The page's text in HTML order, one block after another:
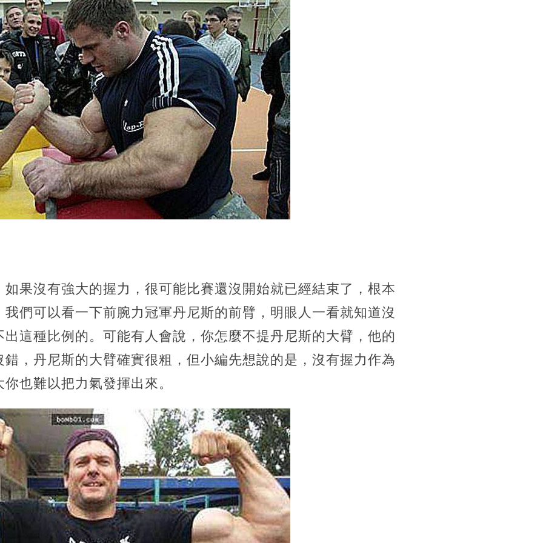
果沒有強大的握力，很可能比賽還沒開始就已經結束了，根本
們可以看一下前腕力冠軍丹尼斯的前臂，明眼人一看就知道沒
這種比例的。可能有人會說，你怎麼不提丹尼斯的大臂，他的
，丹尼斯的大臂確實很粗，但小編先想說的是，沒有握力作為
也難以把力氣發揮出來。